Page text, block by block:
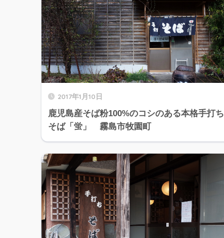
2017年1月10日
鹿児島産そば粉100%のコシのある本格手打ち
そば「蛍」 霧島市牧園町